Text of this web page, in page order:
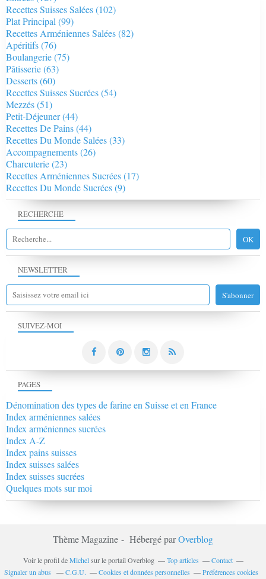
NEWSLETTER
SUIVEZ-MOI
RECHERCHE
PAGES
Dénomination des types de farine en Suisse et en France
Index arméniennes salées
Index arméniennes sucrées
Index A-Z
Index pains suisses
Index suisses salées
Index suisses sucrées
Quelques mots sur moi
Recettes Suisses Salées(102)
Plat Principal (99)
Recettes Arméniennes Salées(82)
Apéritifs(76)
Boulangerie(75)
Pâtisserie(63)
Desserts(60)
Recettes Suisses Sucrées(54)
Mezzés(51)
Petit-Déjeuner(44)
Recettes De Pains(44)
Recettes Du Monde Salées(33)
Accompagnements(26)
Charcuterie(23)
Recettes Arméniennes Sucrées(17)
Recettes Du Monde Sucrées(9)
Thème Magazine - Hébergé parOverblog
Voir le profil deMichelsur le portail Overblog Top articles
Contact
Signaler un abus
C.G.U. Cookies et données personnelles Préférences cookies